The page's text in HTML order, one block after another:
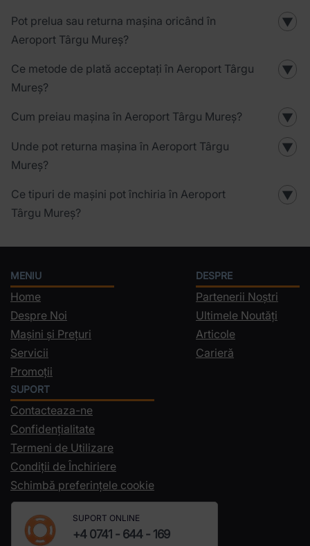
Pot prelua sau returna mașina oricând în
Aeroport Târgu Mureș?
▼
Ce metode de plată acceptați în Aeroport Târgu
Mureș?
▼
Cum preiau mașina în Aeroport Târgu Mureș? ▼
Unde pot returna mașina în Aeroport Târgu
Mureș?
▼
Ce tipuri de mașini pot închiria în Aeroport
Târgu Mureș?
▼
MENIU
Home
Despre Noi
Mașini și Prețuri
Servicii
Promoții
DESPRE
Partenerii Noștri
Ultimele Noutăți
Articole
Carieră
SUPORT
Contacteaza-ne
Confidențialitate
Termeni de Utilizare
Condiții de Închiriere
Schimbă preferințele cookie
SUPORT ONLINE
+4 0741 - 644 - 169